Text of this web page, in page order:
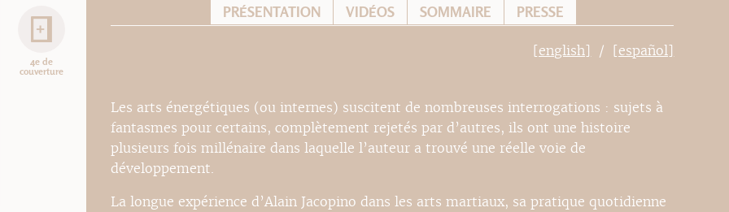
4e de
couverture
PRÉSENTATION VIDÉOS SOMMAIRE PRESSE
[english] [español]
Les arts énergétiques (ou internes) suscitent de nombreuses interrogations : sujets à
fantasmes pour certains, complètement rejetés par d’autres, ils ont une histoire
plusieurs fois millénaire dans laquelle l’auteur a trouvé une réelle voie de
développement.
La longue expérience d’Alain Jacopino dans les arts martiaux, sa pratique quotidienne